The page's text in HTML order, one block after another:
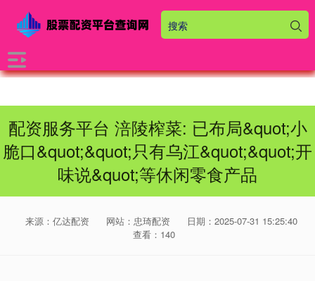
配资服务平台 涪陵榨菜: 已布局&quot;小
脆口&quot;&quot;只有乌江&quot;&quot;开
味说&quot;等休闲零食产品
来源：亿达配资 网站：忠琦配资
日期：2025-07-31 15:25:40
查看：140